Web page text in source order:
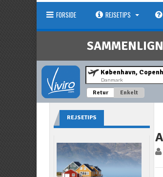
FORSIDE REJSETIPS
Danmark
Retur Enkelt
REJSETIPS